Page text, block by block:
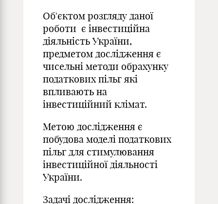
Об'єктом розгляду даної
роботи є інвестиційна
діяльність України,
предметом дослідження є
чисельні методи обрахунку
податкових пільг які
впливають на
інвестиційний клімат.
Метою дослідження є
побудова моделі податкових
пільг для стимулювання
інвестиційної діяльності
України.
Задачі дослідження: